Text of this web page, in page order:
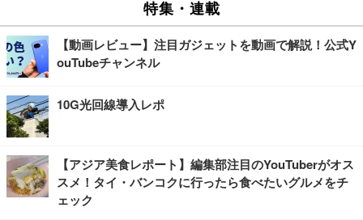
特集・連載
【動画レビュー】注目ガジェットを動画で解説！公式Y
ouTubeチャンネル
10G光回線導入レポ
【アジア美食レポート】編集部注目のYouTuberがオス
スメ！タイ・バンコクに行ったら食べたいグルメをチ
ェック